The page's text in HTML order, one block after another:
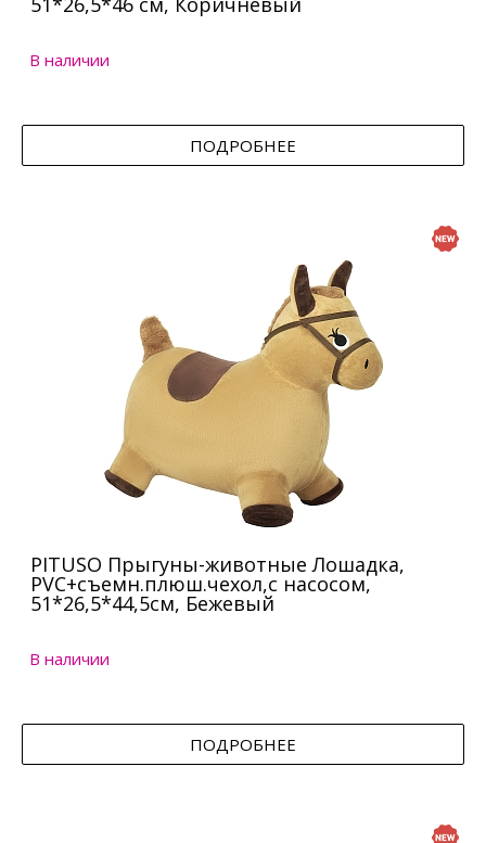
В наличии
ПОДРОБНЕЕ
PITUSO Прыгуны-животные Лошадка,
PVC+съемн.плюш.чехол,с насосом,
51*26,5*44,5см, Бежевый
В наличии
ПОДРОБНЕЕ